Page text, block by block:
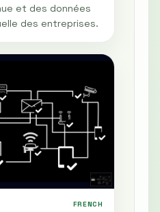
et des données
des entreprises.
FRENCH